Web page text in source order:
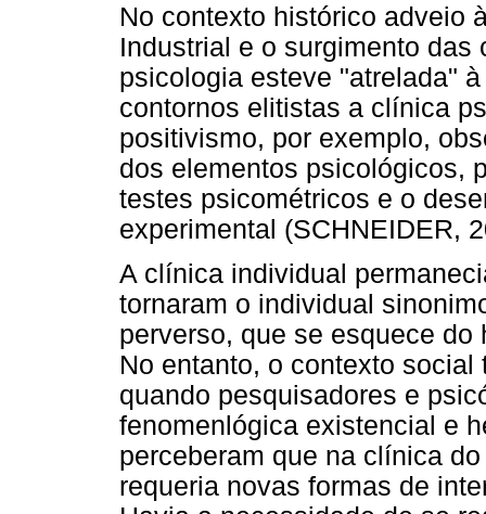
No contexto histórico adveio
Industrial e o surgimento
psicologia esteve "atrelada"
contornos elitistas a clínica
positivismo, por exemplo,
dos elementos psicológicos,
testes psicométricos e o
experimental (SCHNEIDER,
A clínica individual
tornaram o individual
perverso, que se esquece
No entanto, o contexto
quando pesquisadores e
fenomenlógica existencial e
perceberam que na clínica
requeria novas formas de